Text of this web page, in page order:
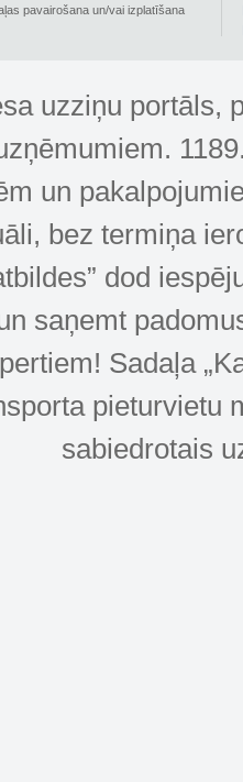
pavairošana un/vai izplatīšana
uzziņu portāls,
un
bez termiņa
dod
saņemt
Sadaļa
pieturvietu
sabiedrotais